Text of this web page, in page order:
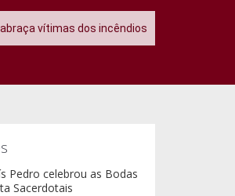
vítimas dos incêndios
Pedro celebrou as Bodas
Sacerdotais